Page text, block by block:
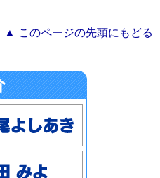
▲ このページの先頭にもどる